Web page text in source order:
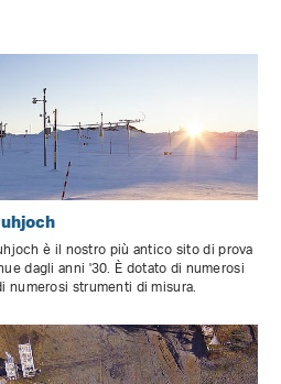
è il nostro più antico sito di prova
dagli anni '30. È dotato di numerosi
strumenti di misura.